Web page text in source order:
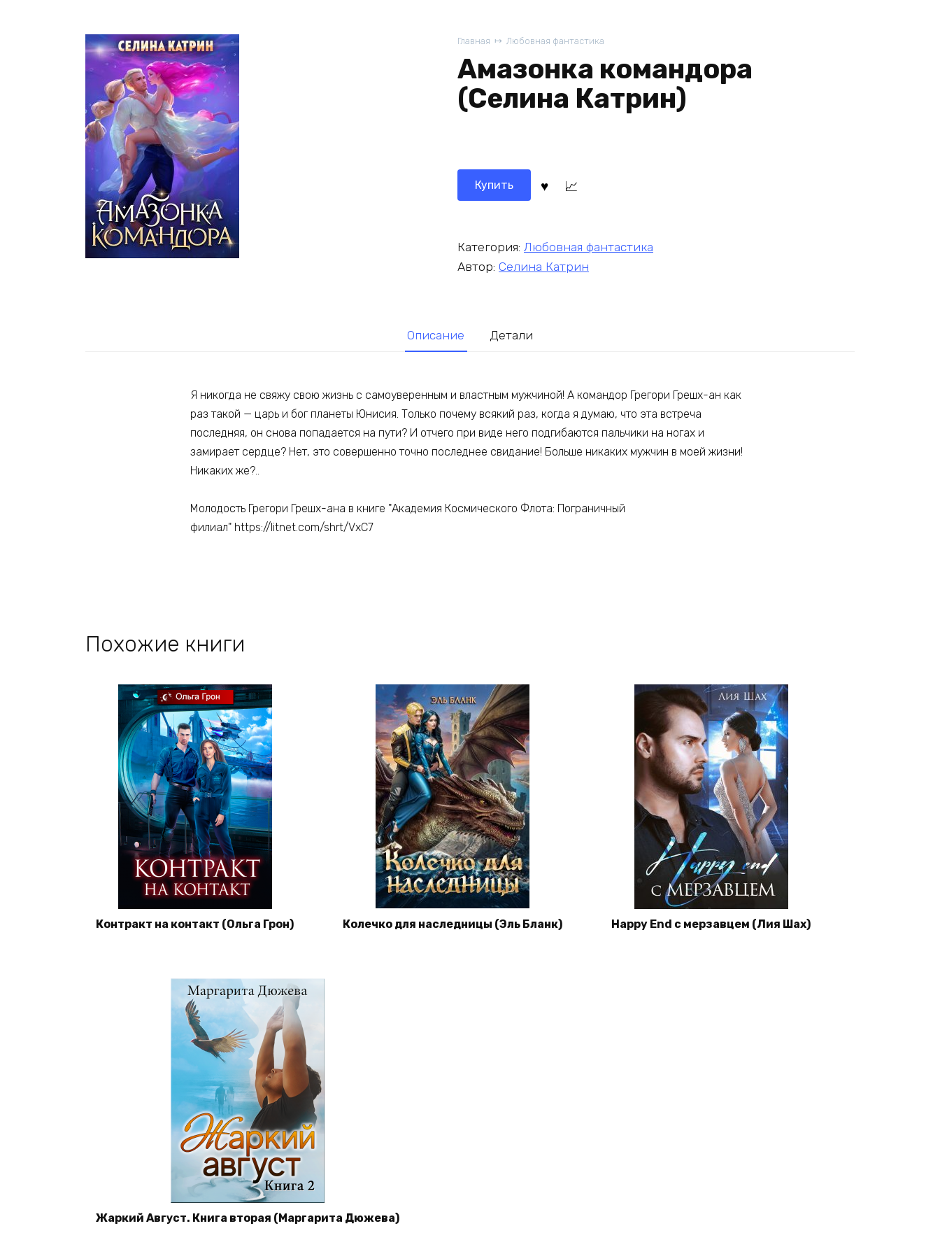
Главная Любовная фантастика
Амазонка командора
(Селина Катрин)
Купить
Категория: Любовная фантастика
Автор: Селина Катрин
Описание Детали
Я никогда не свяжу свою жизнь с самоуверенным и властным мужчиной! А командор Грегори Грешх-ан как
раз такой — царь и бог планеты Юнисия. Только почему всякий раз, когда я думаю, что эта встреча
последняя, он снова попадается на пути? И отчего при виде него подгибаются пальчики на ногах и
замирает сердце? Нет, это совершенно точно последнее свидание! Больше никаких мужчин в моей жизни!
Никаких же?..
Молодость Грегори Грешх-ана в книге "Академия Космического Флота: Пограничный
филиал" https://litnet.com/shrt/VxC7
Похожие книги
Контракт на контакт (Ольга Грон) Колечко для наследницы (Эль Бланк) Happy End с мерзавцем (Лия Шах)
Жаркий Август. Книга вторая (Маргарита Дюжева)